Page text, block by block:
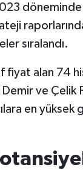
döneminde
sıralandı.
alan 74
ve Çelik
en